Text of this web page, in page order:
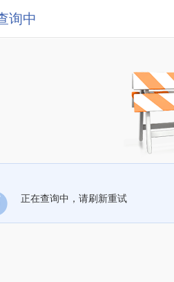
询中
正在查询中，请刷新重试